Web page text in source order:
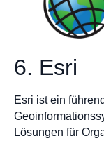
6. Esri
Esri ist ein
Lösungen für